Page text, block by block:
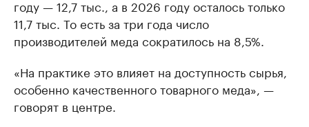
году — 12,7 тыс., а в 2026 году осталось только
11,7 тыс. То есть за три года число
производителей меда сократилось на 8,5%.
«На практике это влияет на доступность сырья,
особенно качественного товарного меда», —
говорят в центре.